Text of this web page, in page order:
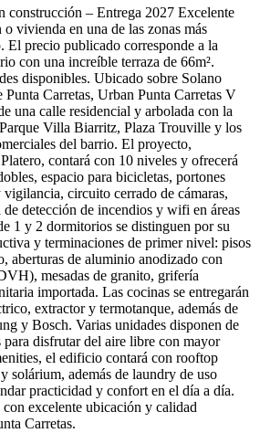
construcción – Entrega 2027 Excelente
vivienda en una de las zonas más
El precio publicado corresponde a la
con una increíble terraza de 66m².
disponibles. Ubicado sobre Solano
Carretas, Urban Punta Carretas V
una calle residencial y arbolada con la
Villa Biarritz, Plaza Trouville y los
del barrio. El proyecto,
contará con 10 niveles y ofrecerá
espacio para bicicletas, portones
circuito cerrado de cámaras,
detección de incendios y wifi en áreas
1 y 2 dormitorios se distinguen por su
y terminaciones de primer nivel: pisos
aberturas de aluminio anodizado con
mesadas de granito, grifería
importada. Las cocinas se entregarán
extractor y termotanque, además de
y Bosch. Varias unidades disponen de
para disfrutar del aire libre con mayor
el edificio contará con rooftop
solárium, además de laundry de uso
practicidad y confort en el día a día.
excelente ubicación y calidad
Carretas.